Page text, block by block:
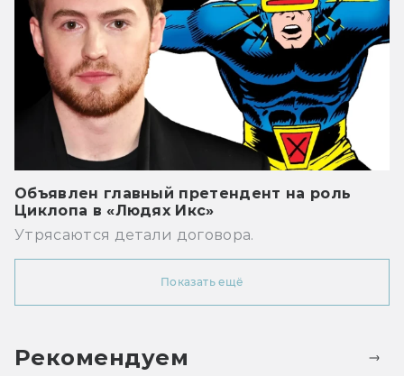
Объявлен главный претендент на роль
Циклопа в «Людях Икс»
Утрясаются детали договора.
Показать ещё
Рекомендуем